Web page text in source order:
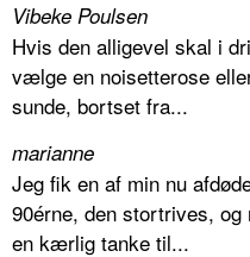
Vibeke Poulsen
Hvis den alligevel skal i
vælge en noisetterose
sunde, bortset fra...
marianne
Jeg fik en af min nu
90érne, den stortrives,
en kærlig tanke til...